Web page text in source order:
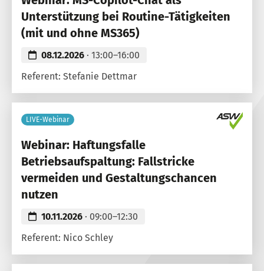
Unterstützung bei Routine-Tätigkeiten
(mit und ohne MS365)
08.12.2026 · 13:00–16:00
Referent: Stefanie Dettmar
LIVE-Webinar
Webinar: Haftungsfalle
Betriebsaufspaltung: Fallstricke
vermeiden und Gestaltungschancen
nutzen
10.11.2026 · 09:00–12:30
Referent: Nico Schley